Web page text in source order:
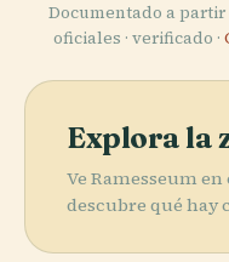
Documentado a
oficiales · verificado ·
Explora la
Ve Ramesseum en
descubre qué hay